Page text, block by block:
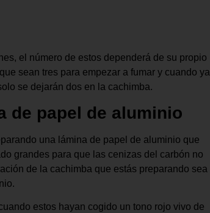
el número de estos dependerá de su propio
sean tres para empezar a fumar y cuando ya
se dejarán dos en la cachimba.
de papel de aluminio
una lámina de papel de aluminio que
grandes para que las cenizas del carbón no
de la cachimba que estás preparando sea
estos hayan cogido un tono rojo vivo de